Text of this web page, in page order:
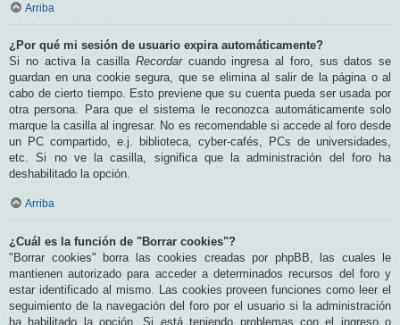
Arriba
¿Por qué mi sesión de usuario expira automáticamente?
Si no activa la casilla Recordarcuando ingresa al foro, sus datos se
guardan en una cookie segura, que se elimina al salir de la página o al
cabo de cierto tiempo. Esto previene que su cuenta pueda ser usada por
otra persona. Para que el sistema le reconozca automáticamente solo
marque la casilla al ingresar. No es recomendable si accede al foro desde
un PC compartido, e.j. biblioteca, cyber-cafés, PCs de universidades,
etc. Si no ve la casilla, significa que la administración del foro ha
deshabilitado la opción.
Arriba
¿Cuál es la función de "Borrar cookies"?
"Borrar cookies" borra las cookies creadas por phpBB, las cuales le
mantienen autorizado para acceder a determinados recursos del foro y
estar identificado al mismo. Las cookies proveen funciones como leer el
seguimiento de la navegación del foro por el usuario si la administración
ha habilitado la opción. Si está teniendo problemas con el ingreso o